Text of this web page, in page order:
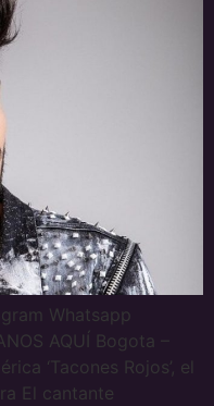
Whatsapp
AQUÍ Bogota –
‘Tacones Rojos’, el
El cantante